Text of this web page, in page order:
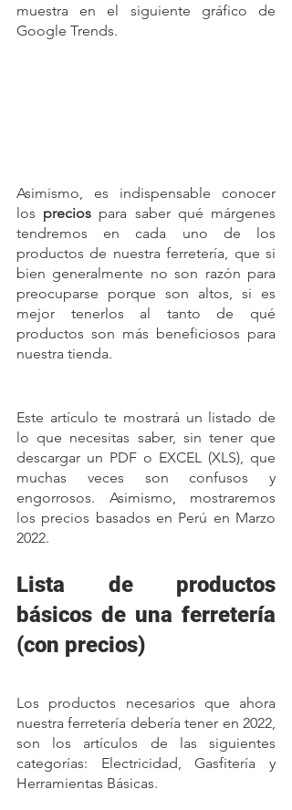
muestra en el siguiente gráfico de
Google Trends.
Asimismo, es indispensable conocer
los precios para saber qué márgenes
tendremos en cada uno de los
productos de nuestra ferretería, que si
bien generalmente no son razón para
preocuparse porque son altos, si es
mejor tenerlos al tanto de qué
productos son más beneficiosos para
nuestra tienda.
Este artículo te mostrará un listado de
lo que necesitas saber, sin tener que
descargar un PDF o EXCEL (XLS), que
muchas veces son confusos y
engorrosos. Asimismo, mostraremos
los precios basados en Perú en Marzo
2022.
Lista de productos
básicos de una ferretería
(con precios)
Los productos necesarios que ahora
nuestra ferretería debería tener en 2022,
son los artículos de las siguientes
categorías: Electricidad, Gasfitería y
Herramientas Básicas.